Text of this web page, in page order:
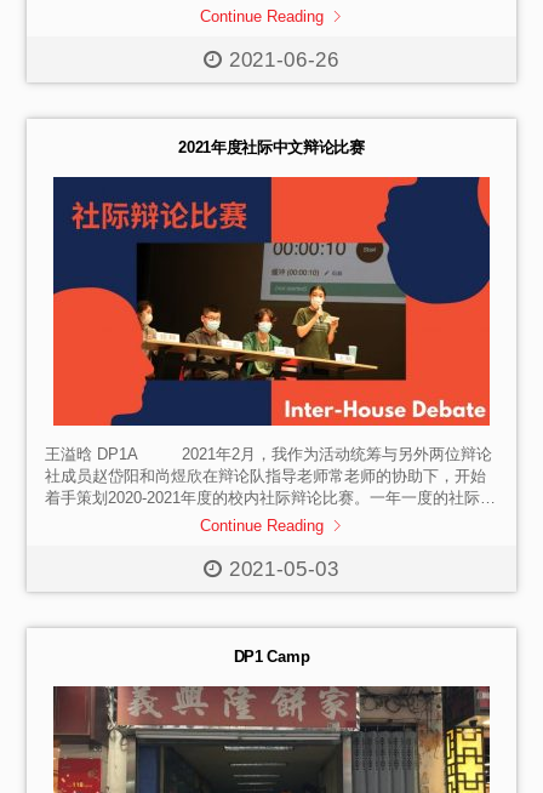
2021-06-26
drumming and dance workshop for the last music lesson of the
Africa have been invited to conduct this workshop. Djembes
Continue Reading
2021-05-03
2021年度社际中文辩论比赛
王溢晗 DP1A 2021年2月，我作为活动统筹与另外两位辩论
社成员赵岱阳和尚煜欣在辩论队指导老师常老师的协助下，开始
着手策划2020-2021年度的校内社际辩论比赛。一年一度的社际辩
论比赛是我校的传统活动之一，目的是在推广中文辩论的同时，
表达能力。 在辩题设定方面，主要是结合我们在现实生活中会遇
比赛面临更大的挑战。 从真正开始准备到决赛结束，一共历
时两个月，但也着实是让我们头疼、焦虑的两个月。在制定赛
长学姐们举办历年辩论比赛留下的经验和资料，在假期里，我们
很快地完成了初步的计划及准备工作。但是在后期与老师沟通
后，我才突然意识到这次比赛与往届的不同，举办比赛也远比我
想象的困难，不但有很多锁碎的问题要解决，也有很多要考虑、
顾及的事项，比如如何分组，请哪些老师做评判，如何安排比赛
Continue Reading
DP1 Camp